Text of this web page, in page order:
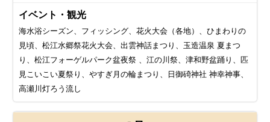
イベント・観光
海水浴シーズン、フィッシング、花火大会（各地）、ひまわりの
見頃、松江水郷祭花火大会、出雲神話まつり、玉造温泉 夏まつ
り、松江フォーゲルパーク盆夜祭 、江の川祭、津和野盆踊り、匹
見こいこい夏祭り、やすぎ月の輪まつり、日御碕神社 神幸神事、
高瀬川灯ろう流し